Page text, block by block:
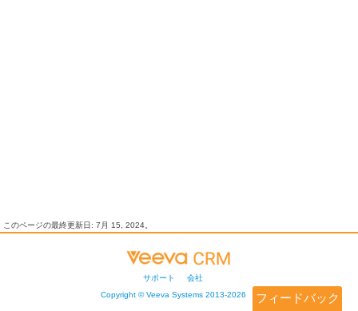
このページの最終更新日:7月 15, 2024
サポート
会社
Copyright ©Veeva Systems2013-2026 フィードバック